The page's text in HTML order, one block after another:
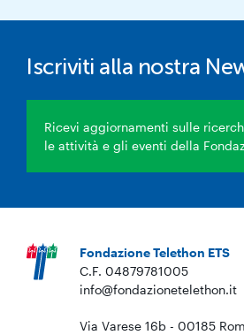
Iscriviti alla nostra
Ricevi aggiornamenti sulle
le attività e gli eventi della
Fondazione Telethon ETS
C.F. 04879781005
info@fondazionetelethon.it
Via Varese 16b - 00185